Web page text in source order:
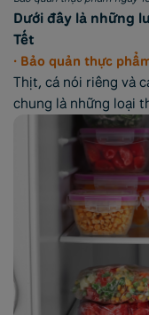
Dưới đây là những
Tết
• Bảo quản thực
Thịt, cá nói riêng và
chung là những loại